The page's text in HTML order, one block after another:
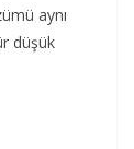
aynı
düşük